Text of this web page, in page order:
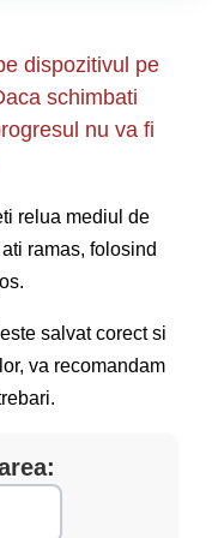
avarierea
dispozitivul pe
schimbati
nu va fi
relua mediul de
ramas, folosind
salvat corect si
va recomandam